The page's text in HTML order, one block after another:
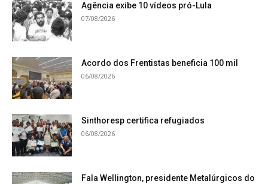
Agência exibe 10 vídeos pró-Lula
07/08/2026
Acordo dos Frentistas beneficia 100 mil
06/08/2026
Sinthoresp certifica refugiados
06/08/2026
Fala Wellington, presidente Metalúrgicos do